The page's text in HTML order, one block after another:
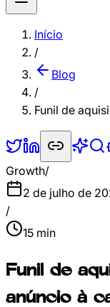
Início
/
Blog
/
Funil de
Growth/
2 de julho de
/
15 min
Funil de
anúncio à